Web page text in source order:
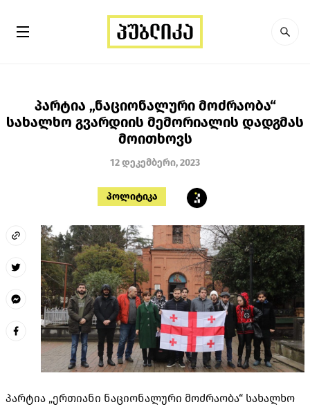
პარტია „ნაციონალური მოძრაობა“
სახალხო გვარდიის მემორიალის დადგმას
მოითხოვს
12 დეკემბერი, 2023
პოლიტიკა
პარტია „ერთიანი ნაციონალური მოძრაობა“ სახალხო